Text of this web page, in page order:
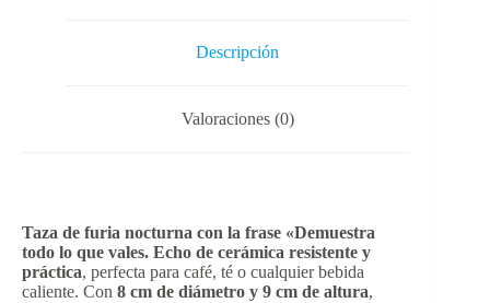
Descripción
Valoraciones (0)
Taza de furia nocturna con la frase «Demuestra
todo lo que vales. Echo de cerámica resistente y
práctica, perfecta para café, té o cualquier bebida
caliente. Con 8 cm de diámetro y 9 cm de altura,